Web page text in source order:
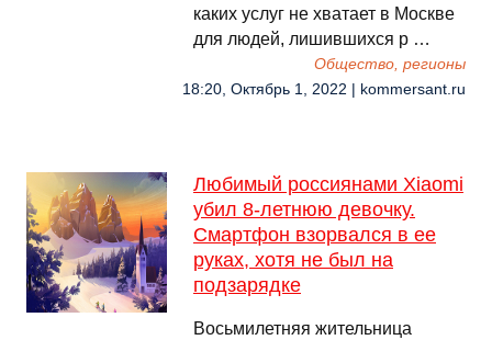
каких услуг не хватает в Москве
для людей, лишившихся р …
Общество, регионы
18:20, Октябрь 1, 2022 | kommersant.ru
Любимый россиянами Xiaomi
убил 8-летнюю девочку.
Смартфон взорвался в ее
руках, хотя не был на
подзарядке
Восьмилетняя жительница